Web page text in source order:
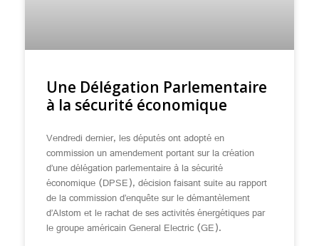
Une Délégation Parlementaire
à la sécurité économique
Vendredi dernier, les députés ont adopté en
commission un amendement portant sur la création
d’une délégation parlementaire à la sécurité
économique (DPSE), décision faisant suite au rapport
de la commission d’enquête sur le démantèlement
d’Alstom et le rachat de ses activités énergétiques par
le groupe américain General Electric (GE).